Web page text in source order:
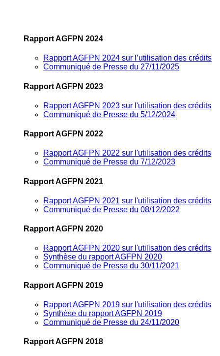
Rapport AGFPN 2024
Rapport AGFPN 2024 sur l’utilisation des crédits
Communiqué de Presse du 27/11/2025
Rapport AGFPN 2023
Rapport AGFPN 2023 sur l'utilisation des crédits
Communiqué de Presse du 5/12/2024
Rapport AGFPN 2022
Rapport AGFPN 2022 sur l'utilisation des crédits
Communiqué de Presse du 7/12/2023
Rapport AGFPN 2021
Rapport AGFPN 2021 sur l'utilisation des crédits
Communiqué de Presse du 08/12/2022
Rapport AGFPN 2020
Rapport AGFPN 2020 sur l'utilisation des crédits
Synthèse du rapport AGFPN 2020
Communiqué de Presse du 30/11/2021
Rapport AGFPN 2019
Rapport AGFPN 2019 sur l'utilisation des crédits
Synthèse du rapport AGFPN 2019
Communiqué de Presse du 24/11/2020
Rapport AGFPN 2018